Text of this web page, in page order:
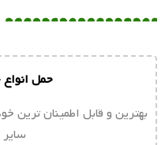
حمل
بهترین و قابل اطمینان ترین
سایر